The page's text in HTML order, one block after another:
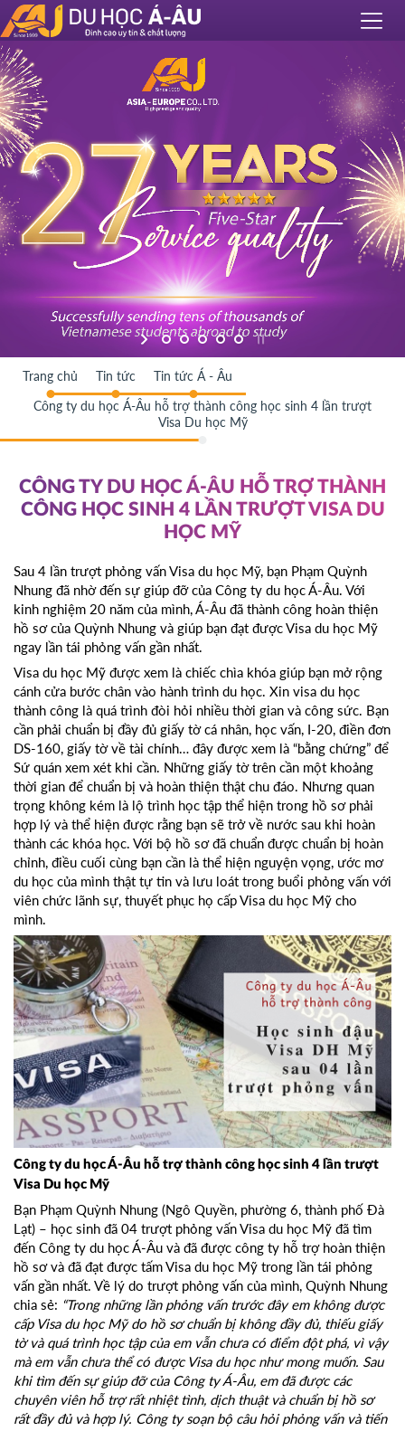
Trang chủ Tin tức Tin tức Á - Âu
Công ty du học Á-Âu hỗ trợ thành công học sinh 4 lần trượt
Visa Du học Mỹ
CÔNG TY DU HỌC Á-ÂU HỖ TRỢ THÀNH
CÔNG HỌC SINH 4 LẦN TRƯỢT VISA DU
HỌC MỸ
Sau 4 lần trượt phỏng vấn Visa du học Mỹ, bạn Phạm Quỳnh
Nhung đã nhờ đến sự giúp đỡ của Công ty du học Á-Âu. Với
kinh nghiệm 20 năm của mình, Á-Âu đã thành công hoàn thiện
hồ sơ của Quỳnh Nhung và giúp bạn đạt được Visa du học Mỹ
ngay lần tái phỏng vấn gần nhất.
Visa du học Mỹ được xem là chiếc chìa khóa giúp bạn mở rộng
cánh cửa bước chân vào hành trình du học. Xin visa du học
thành công là quá trình đòi hỏi nhiều thời gian và công sức. Bạn
cần phải chuẩn bị đầy đủ giấy tờ cá nhân, học vấn, I-20, điền đơn
DS-160, giấy tờ về tài chính… đây được xem là “bằng chứng” để
Sứ quán xem xét khi cần. Những giấy tờ trên cần một khoảng
thời gian để chuẩn bị và hoàn thiện thật chu đáo. Nhưng quan
trọng không kém là lộ trình học tập thể hiện trong hồ sơ phải
hợp lý và thể hiện được rằng bạn sẽ trở về nước sau khi hoàn
thành các khóa học. Với bộ hồ sơ đã chuẩn được chuẩn bị hoàn
chỉnh, điều cuối cùng bạn cần là thể hiện nguyện vọng, ước mơ
du học của mình thật tự tin và lưu loát trong buổi phỏng vấn với
viên chức lãnh sự, thuyết phục họ cấp Visa du học Mỹ cho
mình.
Công ty du học Á-Âu hỗ trợ thành công học sinh 4 lần trượt
Visa Du học Mỹ
Bạn Phạm Quỳnh Nhung (Ngô Quyền, phường 6, thành phố Đà
Lạt) – học sinh đã 04 trượt phỏng vấn Visa du học Mỹ đã tìm
đến Công ty du học Á-Âu và đã được công ty hỗ trợ hoàn thiện
hồ sơ và đã đạt được tấm Visa du học Mỹ trong lần tái phỏng
vấn gần nhất. Về lý do trượt phỏng vấn của mình, Quỳnh Nhung
chia sẻ: “Trong những lần phỏng vấn trước đây em không được
cấp Visa du học Mỹ do hồ sơ chuẩn bị không đầy đủ, thiếu giấy
tờ và quá trình học tập của em vẫn chưa có điểm đột phá, vì vậy
mà em vẫn chưa thể có được Visa du học như mong muốn. Sau
khi tìm đến sự giúp đỡ của Công ty Á-Âu, em đã được các
chuyên viên hỗ trợ rất nhiệt tình, dịch thuật và chuẩn bị hồ sơ
rất đầy đủ và hợp lý. Công ty soạn bộ câu hỏi phỏng vấn và tiến